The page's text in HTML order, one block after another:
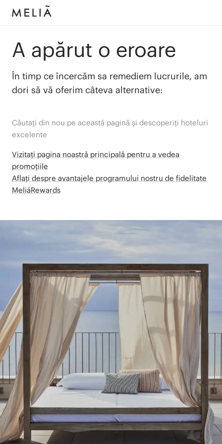
A apărut o eroare
În timp ce încercăm sa remediem lucrurile, am
dori să vă oferim câteva alternative:
Căutați din nou pe această pagină și descoperiți hoteluri
excelente
Vizitați pagina noastră principală pentru a vedea
promoțiile
Aflați despre avantajele programului nostru de fidelitate
MeliáRewards